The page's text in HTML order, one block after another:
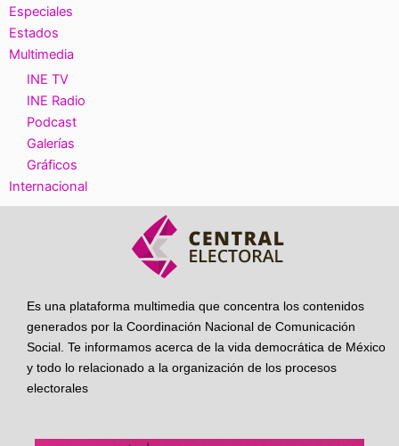
Especiales
Estados
Multimedia
INE TV
INE Radio
Podcast
Galerías
Gráficos
Internacional
Es una plataforma multimedia que concentra los contenidos
generados por la Coordinación Nacional de Comunicación
Social. Te informamos acerca de la vida democrática de México
y todo lo relacionado a la organización de los procesos
electorales